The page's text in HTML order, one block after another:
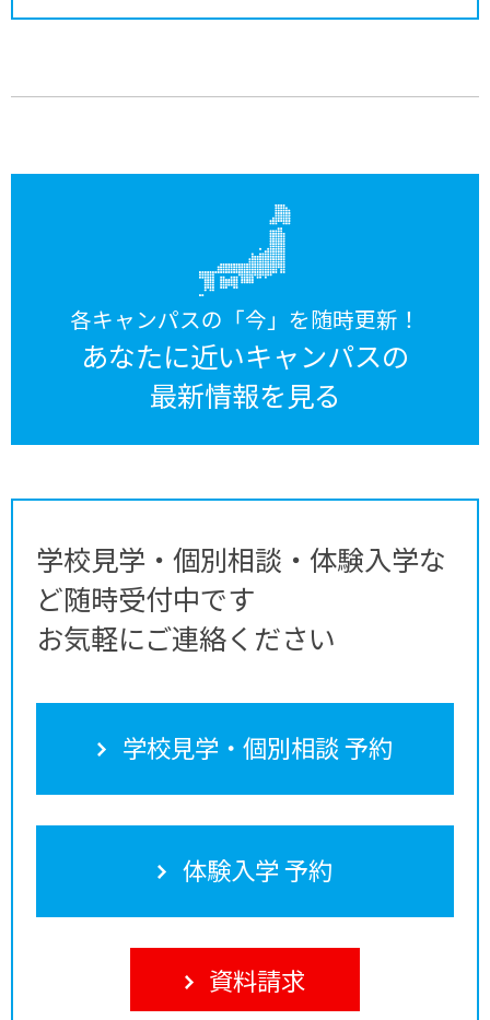
各キャンパスの「今」を随時更新！
あなたに近いキャンパスの
最新情報を見る
学校見学・個別相談・体験入学な
ど随時受付中です
お気軽にご連絡ください
学校見学・個別相談 予約
体験入学 予約
資料請求